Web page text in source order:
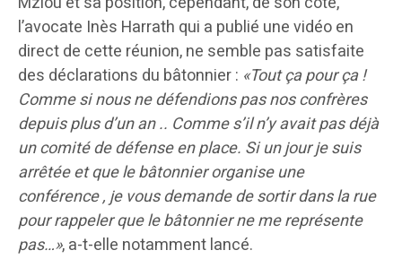
l’avocate Inès Harrath qui a publié une vidéo en
direct de cette réunion, ne semble pas satisfaite
des déclarations du bâtonnier : «Tout ça pour ça !
Comme si nous ne défendions pas nos confrères
depuis plus d’un an .. Comme s’il n’y avait pas déjà
un comité de défense en place. Si un jour je suis
arrêtée et que le bâtonnier organise une
conférence , je vous demande de sortir dans la rue
pour rappeler que le bâtonnierne me représente
pas…», a-t-elle notamment lancé.